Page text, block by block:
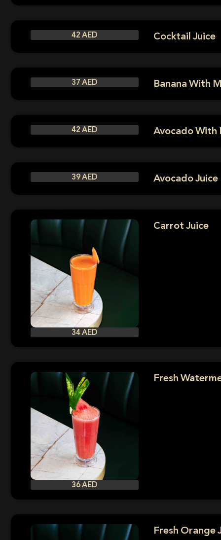
42 AED Cocktail Juice
37 AED Banana With
42 AED Avocado With
39 AED Avocado Juice
34 AED
Carrot Juice
36 AED
Fresh
Fresh Orange